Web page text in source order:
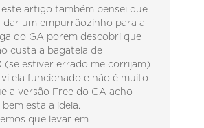
artigo também pensei que
dar um empurrãozinho para a
do GA porem descobri que
custa a bagatela de
estiver errado me corrijam)
ela funcionado e não é muito
a versão Free do GA acho
esta a ideia.
que levar em